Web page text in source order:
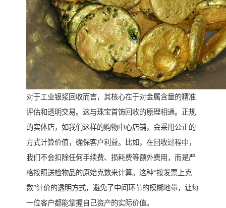
对于工业银浆回收而言，其核心在于对金属含量的精准
评估和透明交易。这与珠宝首饰回收的原理相通。正规
的实体店，如我们这样的购物中心店铺，会采用公正的
方式计算价值，确保客户利益。比如，在回收过程中，
我们不会扣除任何手续费、损耗费等额外费用，而是严
格按照送检物品的原始克数来计算。这种“按发票上克
数”计价的透明方式，避免了中间环节的模糊地带，让每
一位客户都能掌握自己资产的实际价值。